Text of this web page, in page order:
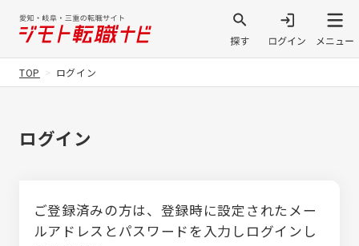
TOP ログイン
ログイン
ご登録済みの方は、登録時に設定されたメー
ルアドレスとパスワードを入力しログインし